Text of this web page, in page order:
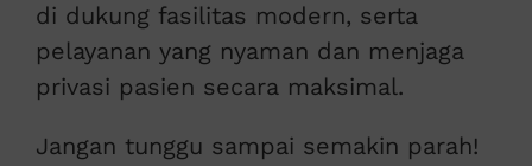
di dukung fasilitas modern, serta
pelayanan yang nyaman dan menjaga
privasi pasien secara maksimal.
Jangan tunggu sampai semakin parah!